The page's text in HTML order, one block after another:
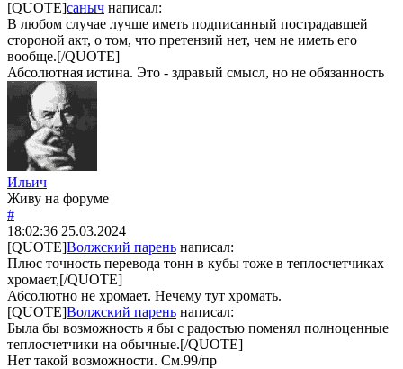
[QUOTE]саныч написал:
В любом случае лучше иметь подписанный пострадавшей
стороной акт, о том, что претензий нет, чем не иметь его
вообще.[/QUOTE]
Абсолютная истина. Это - здравый смысл, но не обязанность
Ильич
Живу на форуме
#
18:02:36 25.03.2024
[QUOTE]Волжский парень написал:
Плюс точность перевода тонн в кубы тоже в теплосчетчиках
хромает,[/QUOTE]
Абсолютно не хромает. Нечему тут хромать.
[QUOTE]Волжский парень написал:
Была бы возможность я бы с радостью поменял полноценные
теплосчетчики на обычные.[/QUOTE]
Нет такой возможности. См.99/пр